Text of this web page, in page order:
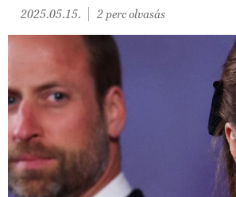
2025.05.15. 2 perc olvasás